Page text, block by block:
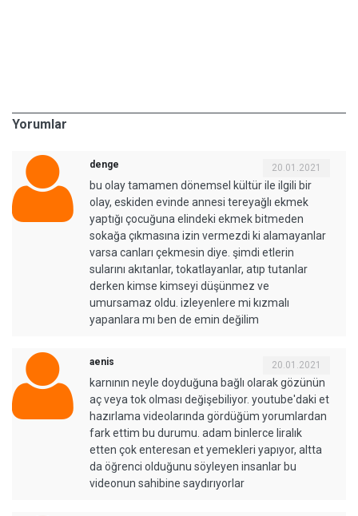
Yorumlar
denge 20.01.2021
bu olay tamamen dönemsel kültür ile ilgili bir
olay, eskiden evinde annesi tereyağlı ekmek
yaptığı çocuğuna elindeki ekmek bitmeden
sokağa çıkmasına izin vermezdi ki alamayanlar
varsa canları çekmesin diye. şimdi etlerin
sularını akıtanlar, tokatlayanlar, atıp tutanlar
derken kimse kimseyi düşünmez ve
umursamaz oldu. izleyenlere mi kızmalı
yapanlara mı ben de emin değilim
aenis 20.01.2021
karnının neyle doyduğuna bağlı olarak gözünün
aç veya tok olması değişebiliyor. youtube'daki et
hazırlama videolarında gördüğüm yorumlardan
fark ettim bu durumu. adam binlerce liralık
etten çok enteresan et yemekleri yapıyor, altta
da öğrenci olduğunu söyleyen insanlar bu
videonun sahibine saydırıyorlar